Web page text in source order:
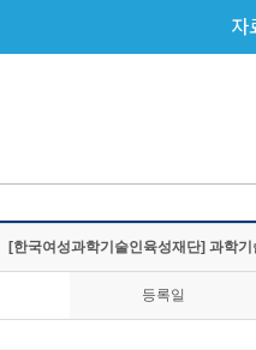
자
[한국여성과학기술인육성재단] 과학
등록일